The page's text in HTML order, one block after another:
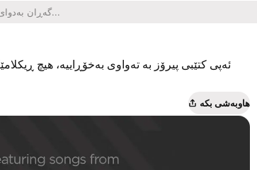
ئەپی کتێبی پیرۆز بە تەواوی بەخۆڕاییە، هیچ
هاوبەشی بکە